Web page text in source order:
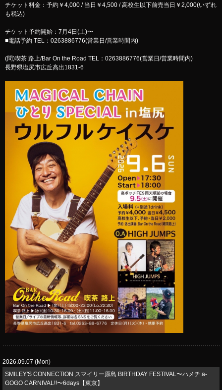
チケット料金：予約￥4,000 / 当日￥4,500 / 高校生以下前売当日￥2,000(いずれ
も税込)
チケット予約開始：7月4日(土)〜
■電話予約 TEL：0263886776(営業日/営業時間内)
(問)喫茶 路上/Bar On the Road TEL：0263886776(営業日/営業時間内)
長野県塩尻市広丘高出1831-6
2026.09.07 (Mon)
SMILEY'S CONNECTION スマイリー原島 BIRTHDAY FESTIVAL〜ハメチ a-
GOGO CARNIVAL!!〜6days【東京】